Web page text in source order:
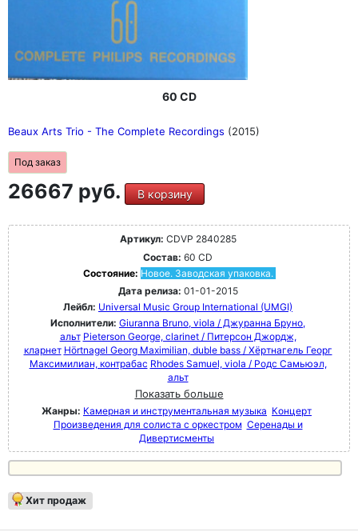
60 CD
Beaux Arts Trio - The Complete Recordings (2015)
Под заказ
26667 руб. В корзину
Артикул: CDVP 2840285
Состав: 60 CD
Состояние: Новое. Заводская упаковка.
Дата релиза: 01-01-2015
Лейбл: Universal Music Group International (UMGI)
Исполнители: Giuranna Bruno, viola / Джуранна Бруно,
альт Pieterson George, clarinet / Питерсон Джордж,
кларнет Hörtnagel Georg Maximilian, duble bass / Хёртнагель Георг
Максимилиан, контрабас Rhodes Samuel, viola / Родс Самьюэл,
альт
Показать больше
Жанры: Камерная и инструментальная музыка Концерт
Произведения для солиста с оркестром Серенады и
Дивертисменты
Хит продаж